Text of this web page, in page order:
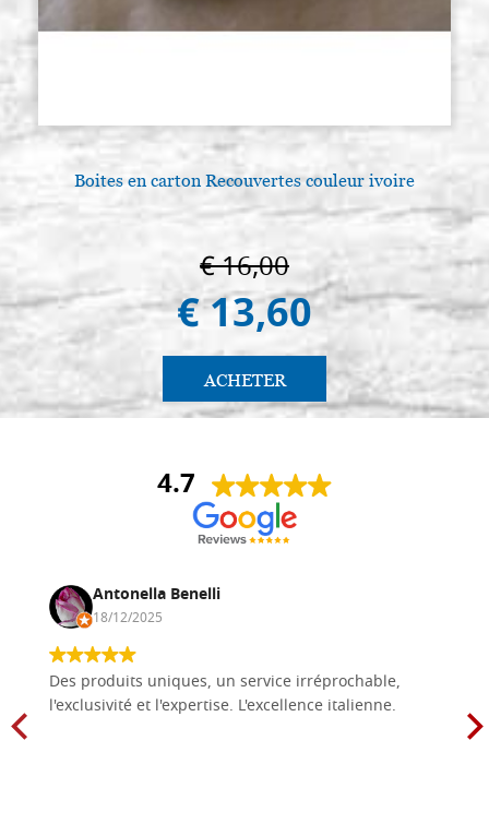
Boites en carton Recouvertes couleur ivoire
€ 16,00
€ 13,60
ACHETER
4.7
Antonella Benelli
18/12/2025
Des produits uniques, un service irréprochable,
l'exclusivité et l'expertise. L'excellence italienne.